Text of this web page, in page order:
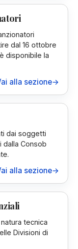
dal 16 ottobre
disponibile la
alla sezione→
dai soggetti
Consob
alla sezione→
tecnica
Divisioni di